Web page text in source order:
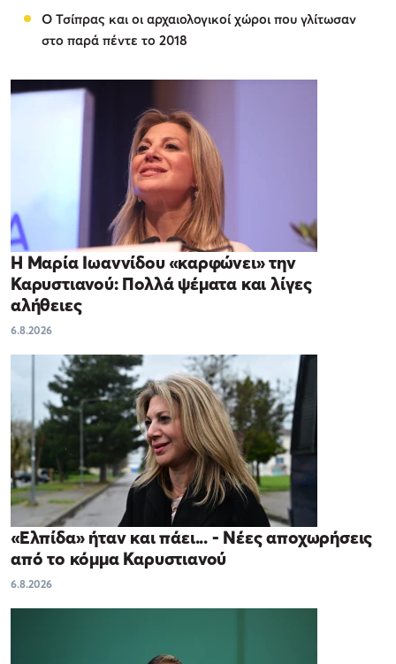
Ο Τσίπρας και οι αρχαιολογικοί χώροι που γλίτωσαν
στο παρά πέντε το 2018
Η Μαρία Ιωαννίδου «καρφώνει» την
Καρυστιανού: Πολλά ψέματα και λίγες
αλήθειες
6.8.2026
«Ελπίδα» ήταν και πάει... - Νέες αποχωρήσεις
από το κόμμα Καρυστιανού
6.8.2026